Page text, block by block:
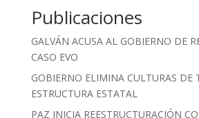
Publicaciones
GALVÁN ACUSA AL GOBIERNO DE
CASO EVO
GOBIERNO ELIMINA CULTURAS DE
ESTRUCTURA ESTATAL
PAZ INICIA REESTRUCTURACIÓN